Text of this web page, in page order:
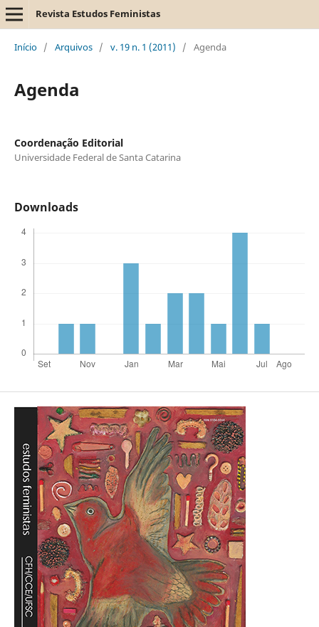
Revista Estudos Feministas
Início / Arquivos / v. 19 n. 1 (2011) / Agenda
Agenda
Coordenação Editorial
Universidade Federal de Santa Catarina
Downloads